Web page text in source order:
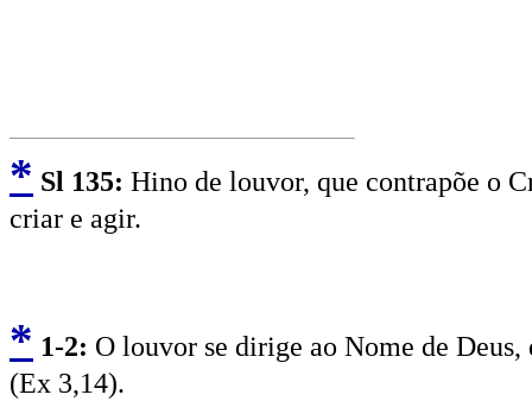
* Sl 135: Hino de louvor, que contrapõe o
criar e agir.
* 1-2: O louvor se dirige ao Nome de
(Ex 3,14).